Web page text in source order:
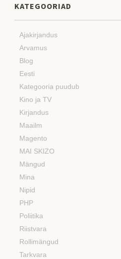
KATEGOORIAD
Ajakirjandus
Arvamus
Blog
Eesti
Kategooria puudub
Kino ja TV
Kirjandus
Maailm
Magento
MAI SKIZO
Mängud
Mina
Nipid
PHP
Poliitika
Riistvara
Rollimängud
Tarkvara